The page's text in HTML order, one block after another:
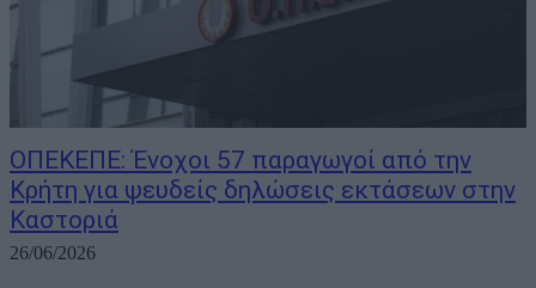
ΟΠΕΚΕΠΕ: Ένοχοι 57 παραγωγοί από την
Κρήτη για ψευδείς δηλώσεις εκτάσεων στην
Καστοριά
26/06/2026